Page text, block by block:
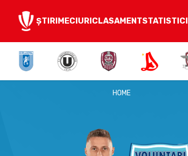
ȘTIRIMECIURICLASAMENTSTATISTICI
HOME